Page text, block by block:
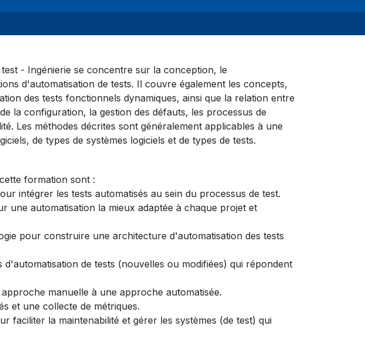
- Ingénierie se concentre sur la conception, le
d'automatisation de tests. Il couvre également les concepts,
des tests fonctionnels dynamiques, ainsi que la relation entre
la configuration, la gestion des défauts, les processus de
Les méthodes décrites sont généralement applicables à une
de types de systèmes logiciels et de types de tests.
formation sont :
intégrer les tests automatisés au sein du processus de test.
une automatisation la mieux adaptée à chaque projet et
pour construire une architecture d'automatisation des tests
de tests (nouvelles ou modifiées) qui répondent
manuelle à une approche automatisée.
et une collecte de métriques.
faciliter la maintenabilité et gérer les systèmes (de test) qui